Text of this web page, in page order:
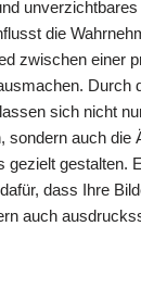
die
zwischen einer
Durch
sich nicht
sondern auch die
gezielt gestalten.
dass Ihre
auch